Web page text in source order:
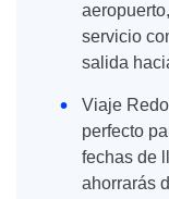
servicio
salida
Viaje
perfecto
fechas de
ahorrarás